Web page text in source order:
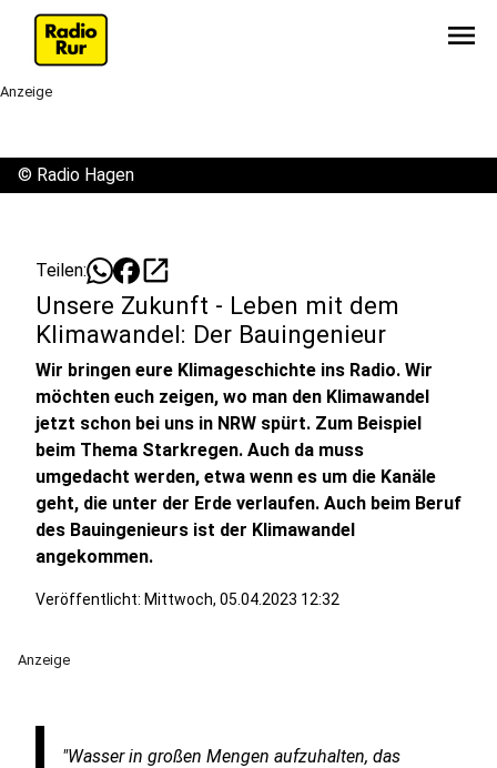
menu
Anzeige
© Radio Hagen
Teilen: open_in_new
Unsere Zukunft - Leben mit dem
Klimawandel: Der Bauingenieur
Wir bringen eure Klimageschichte ins Radio. Wir
möchten euch zeigen, wo man den Klimawandel
jetzt schon bei uns in NRW spürt. Zum Beispiel
beim Thema Starkregen. Auch da muss
umgedacht werden, etwa wenn es um die Kanäle
geht, die unter der Erde verlaufen. Auch beim Beruf
des Bauingenieurs ist der Klimawandel
angekommen.
Veröffentlicht: Mittwoch, 05.04.2023 12:32
Anzeige
"Wasser in großen Mengen aufzuhalten, das